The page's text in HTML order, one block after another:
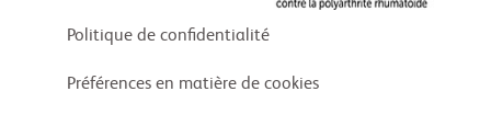
Politique de confidentialité
Préférences en matière de cookies